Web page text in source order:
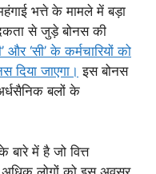
भत्ते के मामले में बड़ा
से जुड़े बोनस की
और ‘सी’ के कर्मचारियों को
जाएगा। इस बोनस
बलों के
में है जो वित्त